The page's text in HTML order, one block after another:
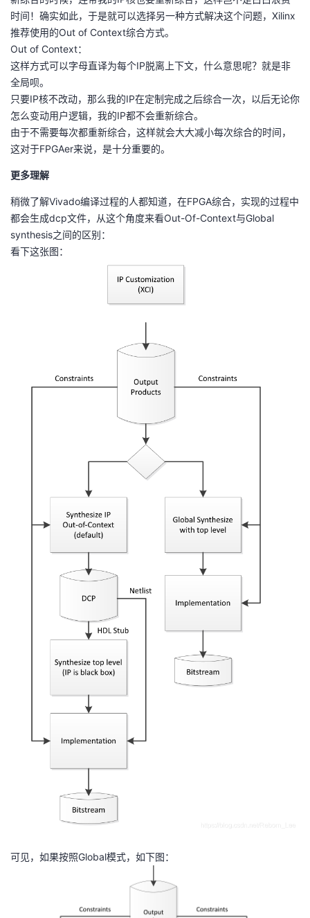
验
收
藏
议
时间！确实如此，于是就可以选择另一种方式解决这个问题，Xilinx
推荐使用的Out of Context综合方式。
Out of Context：
这样方式可以字母直译为每个IP脱离上下文，什么意思呢？就是非
全局呗。
只要IP核不改动，那么我的IP在定制完成之后综合一次，以后无论你
怎么变动用户逻辑，我的IP都不会重新综合。
由于不需要每次都重新综合，这样就会大大减小每次综合的时间，
这对于FPGAer来说，是十分重要的。
更多理解
稍微了解Vivado编译过程的人都知道，在FPGA综合，实现的过程中
都会生成dcp文件，从这个角度来看Out-Of-Context与Global
synthesis之间的区别：
看下这张图：
可见，如果按照Global模式，如下图：